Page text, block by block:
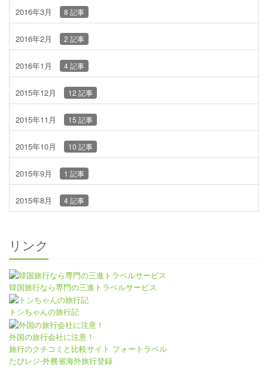
2016年3月 8 記事
2016年2月 2 記事
2016年1月 4 記事
2015年12月 12 記事
2015年11月 15 記事
2015年10月 10 記事
2015年9月 1 記事
2015年8月 4 記事
リンク
韓国旅行なら専門の三進トラベルサービス
トシちゃんの旅行記
外国の旅行会社に注意！
旅行のクチコミと比較サイト フォートラベル
たびレジ-外務省海外旅行登録